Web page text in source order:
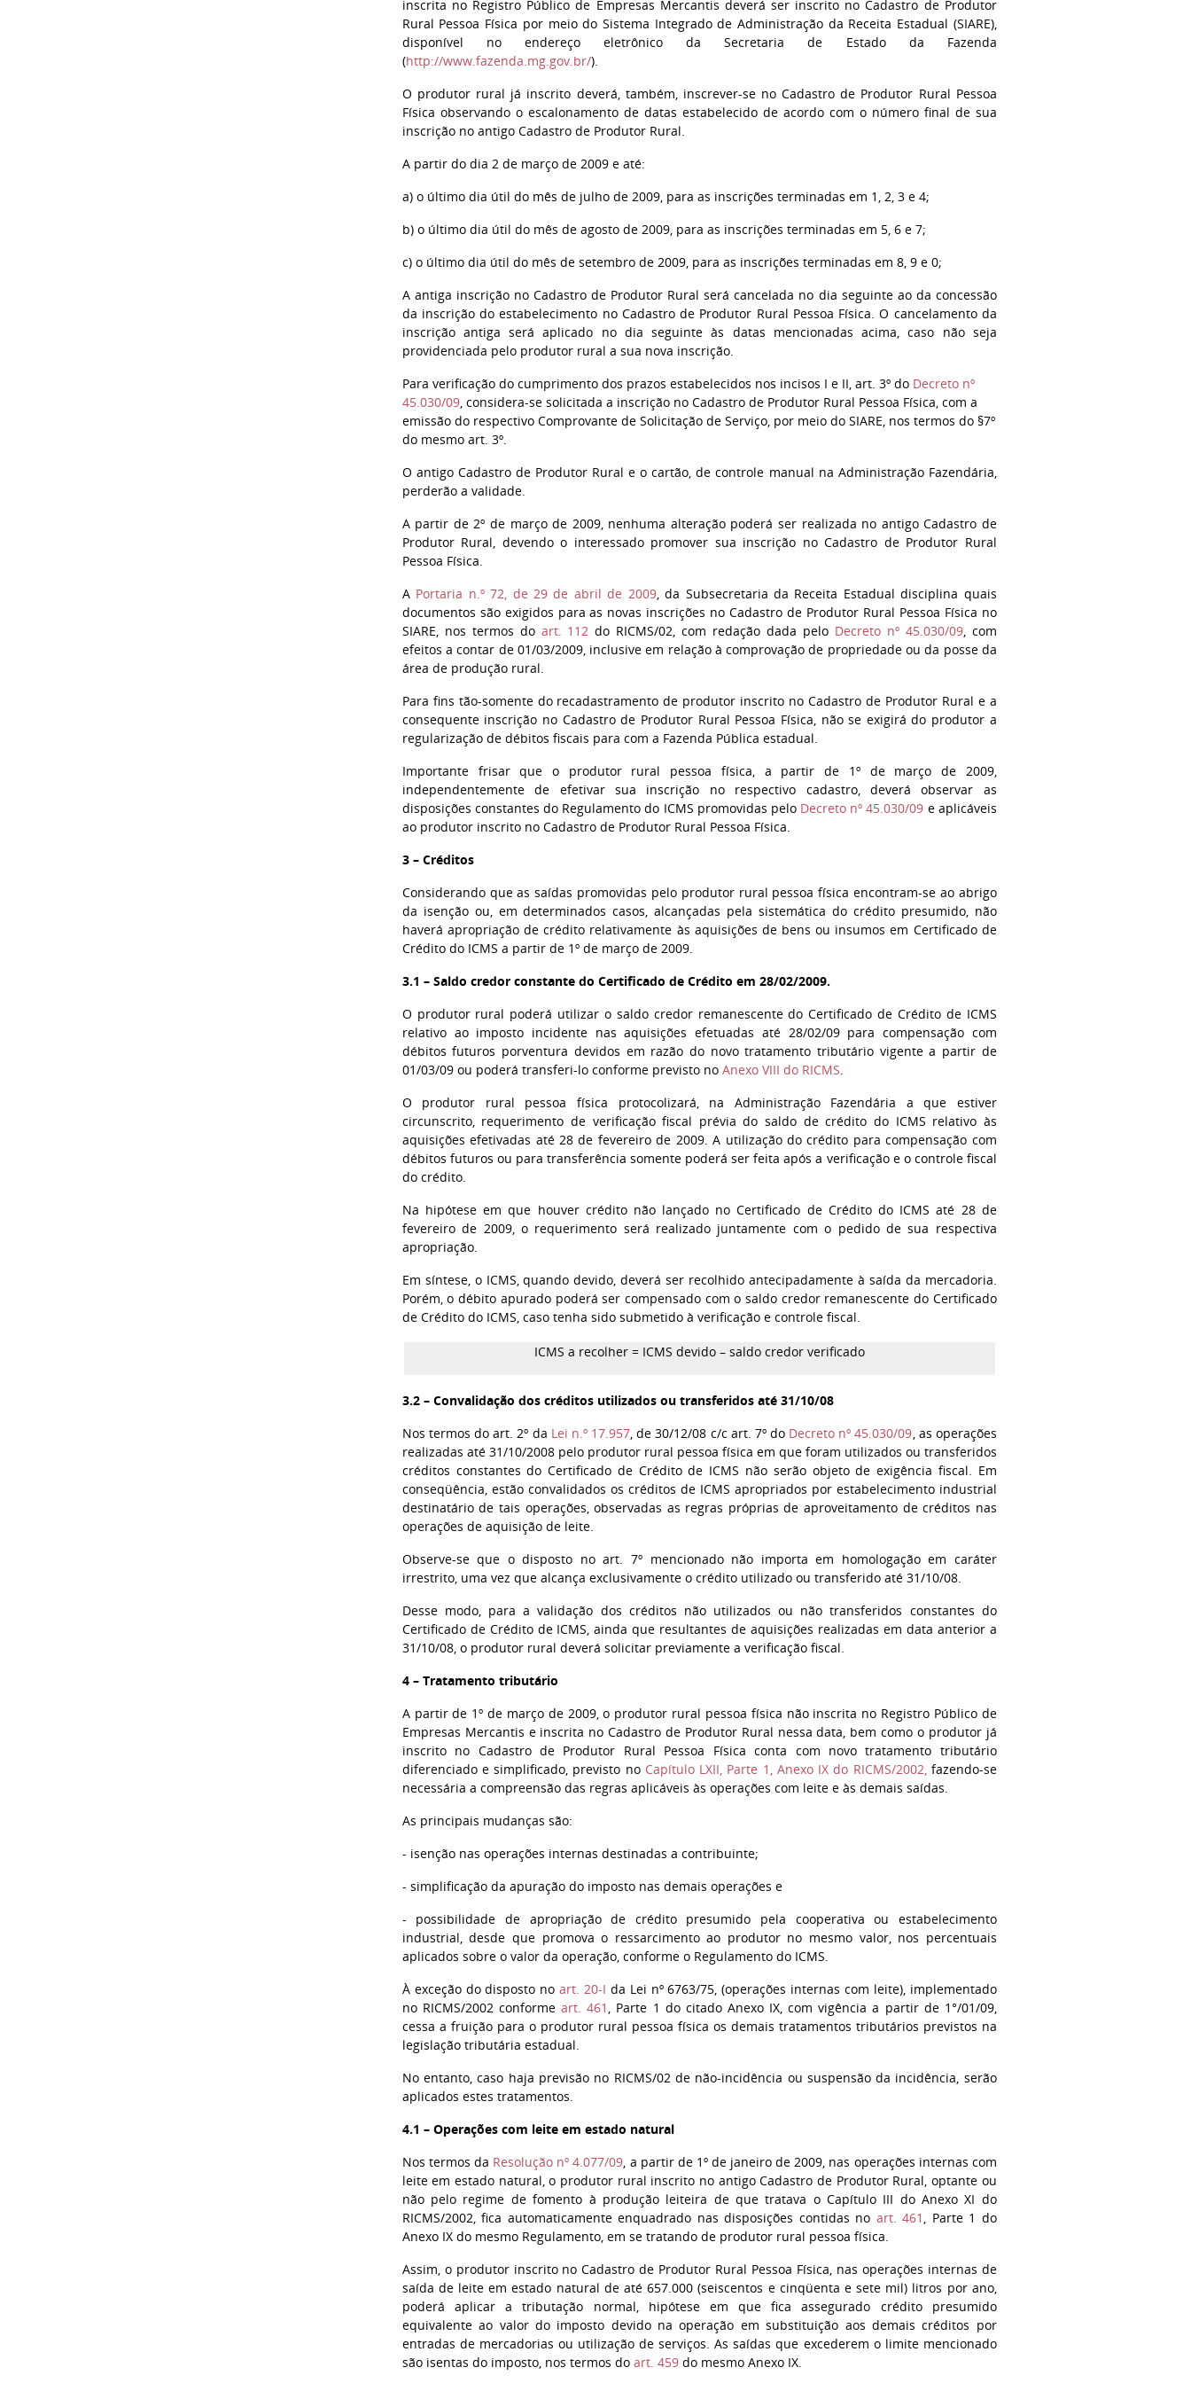
inscrita no Registro Público de Empresas Mercantis deverá ser inscrito no Cadastro de Produtor
Rural Pessoa Física por meio do Sistema Integrado de Administração da Receita Estadual (SIARE),
disponível no endereço eletrônico da Secretaria de Estado da Fazenda
(http://www.fazenda.mg.gov.br/).
O produtor rural já inscrito deverá, também, inscrever-se no Cadastro de Produtor Rural Pessoa
Física observando o escalonamento de datas estabelecido de acordo com o número final de sua
inscrição no antigo Cadastro de Produtor Rural.
A partir do dia 2 de março de 2009 e até:
a) o último dia útil do mês de julho de 2009, para as inscrições terminadas em 1, 2, 3 e 4;
b) o último dia útil do mês de agosto de 2009, para as inscrições terminadas em 5, 6 e 7;
c) o último dia útil do mês de setembro de 2009, para as inscrições terminadas em 8, 9 e 0;
A antiga inscrição no Cadastro de Produtor Rural será cancelada no dia seguinte ao da concessão
da inscrição do estabelecimento no Cadastro de Produtor Rural Pessoa Física. O cancelamento da
inscrição antiga será aplicado no dia seguinte às datas mencionadas acima, caso não seja
providenciada pelo produtor rural a sua nova inscrição.
Para verificação do cumprimento dos prazos estabelecidos nos incisos I e II, art. 3º do Decreto nº
45.030/09, considera-se solicitada a inscrição no Cadastro de Produtor Rural Pessoa Física, com a
emissão do respectivo Comprovante de Solicitação de Serviço, por meio do SIARE, nos termos do §7º
do mesmo art. 3º.
O antigo Cadastro de Produtor Rural e o cartão, de controle manual na Administração Fazendária,
perderão a validade.
A partir de 2º de março de 2009, nenhuma alteração poderá ser realizada no antigo Cadastro de
Produtor Rural, devendo o interessado promover sua inscrição no Cadastro de Produtor Rural
Pessoa Física.
A Portaria n.º 72, de 29 de abril de 2009, da Subsecretaria da Receita Estadual disciplina quais
documentos são exigidos para as novas inscrições no Cadastro de Produtor Rural Pessoa Física no
SIARE, nos termos do art. 112 do RICMS/02, com redação dada pelo Decreto nº 45.030/09, com
efeitos a contar de 01/03/2009, inclusive em relação à comprovação de propriedade ou da posse da
área de produção rural.
Para fins tão-somente do recadastramento de produtor inscrito no Cadastro de Produtor Rural e a
consequente inscrição no Cadastro de Produtor Rural Pessoa Física, não se exigirá do produtor a
regularização de débitos fiscais para com a Fazenda Pública estadual.
Importante frisar que o produtor rural pessoa física, a partir de 1º de março de 2009,
independentemente de efetivar sua inscrição no respectivo cadastro, deverá observar as
disposições constantes do Regulamento do ICMS promovidas pelo Decreto nº 45.030/09 e aplicáveis
ao produtor inscrito no Cadastro de Produtor Rural Pessoa Física.
3 – Créditos
Considerando que as saídas promovidas pelo produtor rural pessoa física encontram-se ao abrigo
da isenção ou, em determinados casos, alcançadas pela sistemática do crédito presumido, não
haverá apropriação de crédito relativamente às aquisições de bens ou insumos em Certificado de
Crédito do ICMS a partir de 1º de março de 2009.
3.1 – Saldo credor constante do Certificado de Crédito em 28/02/2009.
O produtor rural poderá utilizar o saldo credor remanescente do Certificado de Crédito de ICMS
relativo ao imposto incidente nas aquisições efetuadas até 28/02/09 para compensação com
débitos futuros porventura devidos em razão do novo tratamento tributário vigente a partir de
01/03/09 ou poderá transferi-lo conforme previsto no Anexo VIII do RICMS.
O produtor rural pessoa física protocolizará, na Administração Fazendária a que estiver
circunscrito, requerimento de verificação fiscal prévia do saldo de crédito do ICMS relativo às
aquisições efetivadas até 28 de fevereiro de 2009. A utilização do crédito para compensação com
débitos futuros ou para transferência somente poderá ser feita após a verificação e o controle fiscal
do crédito.
Na hipótese em que houver crédito não lançado no Certificado de Crédito do ICMS até 28 de
fevereiro de 2009, o requerimento será realizado juntamente com o pedido de sua respectiva
apropriação.
Em síntese, o ICMS, quando devido, deverá ser recolhido antecipadamente à saída da mercadoria.
Porém, o débito apurado poderá ser compensado com o saldo credor remanescente do Certificado
de Crédito do ICMS, caso tenha sido submetido à verificação e controle fiscal.
ICMS a recolher = ICMS devido – saldo credor verificado
3.2 – Convalidação dos créditos utilizados ou transferidos até 31/10/08
Nos termos do art. 2º da Lei n.º 17.957, de 30/12/08 c/c art. 7º do Decreto nº 45.030/09, as operações
realizadas até 31/10/2008 pelo produtor rural pessoa física em que foram utilizados ou transferidos
créditos constantes do Certificado de Crédito de ICMS não serão objeto de exigência fiscal. Em
conseqüência, estão convalidados os créditos de ICMS apropriados por estabelecimento industrial
destinatário de tais operações, observadas as regras próprias de aproveitamento de créditos nas
operações de aquisição de leite.
Observe-se que o disposto no art. 7º mencionado não importa em homologação em caráter
irrestrito, uma vez que alcança exclusivamente o crédito utilizado ou transferido até 31/10/08.
Desse modo, para a validação dos créditos não utilizados ou não transferidos constantes do
Certificado de Crédito de ICMS, ainda que resultantes de aquisições realizadas em data anterior a
31/10/08, o produtor rural deverá solicitar previamente a verificação fiscal.
4 – Tratamento tributário
A partir de 1º de março de 2009, o produtor rural pessoa física não inscrita no Registro Público de
Empresas Mercantis e inscrita no Cadastro de Produtor Rural nessa data, bem como o produtor já
inscrito no Cadastro de Produtor Rural Pessoa Física conta com novo tratamento tributário
diferenciado e simplificado, previsto no Capítulo LXII, Parte 1, Anexo IX do RICMS/2002,fazendo-se
necessária a compreensão das regras aplicáveis às operações com leite e às demais saídas.
As principais mudanças são:
- isenção nas operações internas destinadas a contribuinte;
- simplificação da apuração do imposto nas demais operações e
- possibilidade de apropriação de crédito presumido pela cooperativa ou estabelecimento
industrial, desde que promova o ressarcimento ao produtor no mesmo valor, nos percentuais
aplicados sobre o valor da operação, conforme o Regulamento do ICMS.
À exceção do disposto noart. 20-I da Lei nº 6763/75, (operações internas com leite), implementado
no RICMS/2002 conformeart. 461 , Parte 1 do citado Anexo IX, com vigência a partir de 1°/01/09,
cessa a fruição para o produtor rural pessoa física os demais tratamentos tributários previstos na
legislação tributária estadual.
No entanto, caso haja previsão no RICMS/02 de não-incidência ou suspensão da incidência, serão
aplicados estes tratamentos.
4.1 – Operações com leite em estado natural
Nos termos da Resolução nº 4.077/09, a partir de 1º de janeiro de 2009, nas operações internas com
leite em estado natural, o produtor rural inscrito no antigo Cadastro de Produtor Rural, optante ou
não pelo regime de fomento à produção leiteira de que tratava o Capítulo III do Anexo XI do
RICMS/2002, fica automaticamente enquadrado nas disposições contidas no art. 461 , Parte 1 do
Anexo IX do mesmo Regulamento, em se tratando de produtor rural pessoa física.
Assim, o produtor inscrito no Cadastro de Produtor Rural Pessoa Física, nas operações internas de
saída de leite em estado natural de até 657.000 (seiscentos e cinqüenta e sete mil) litros por ano,
poderá aplicar a tributação normal, hipótese em que fica assegurado crédito presumido
equivalente ao valor do imposto devido na operação em substituição aos demais créditos por
entradas de mercadorias ou utilização de serviços. As saídas que excederem o limite mencionado
são isentas do imposto, nos termos do art. 459do mesmo Anexo IX.